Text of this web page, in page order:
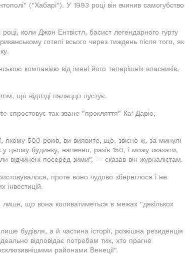
("Хабарі"). У 1993 році він вчинив самогубство
коли Джон Ентвістл, басист легендарного гурту
готелі всього через тиждень після того, як
компанією від імені його теперішніх власників,
що відтоді палаццо пустує.
так зване "прокляття" Ка' Даріо,
500 років, ви виявите, що, звісно ж, за минулі
у цьому будинку, напевно, разів 150, і можу сказати,
відчинені посеред зими", -- сказав він журналістам.
проте воно чудово збереглося і не
інвестицій.
лише, що вона коливатиметься в межах "декількох
будівля, а й частина історії, розкішна резиденція
відповідає потребам тих, хто прагне
районами Венеції".